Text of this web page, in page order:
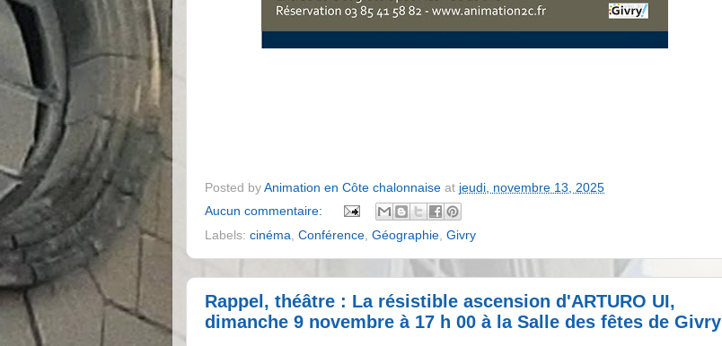
Posted by Animation en Côte chalonnaise at jeudi, novembre 13, 2025
Aucun commentaire:
Labels: cinéma, Conférence, Géographie, Givry
Rappel, théâtre : La résistible ascension d'ARTURO UI,
dimanche 9 novembre à 17 h 00 à la Salle des fêtes de Givry